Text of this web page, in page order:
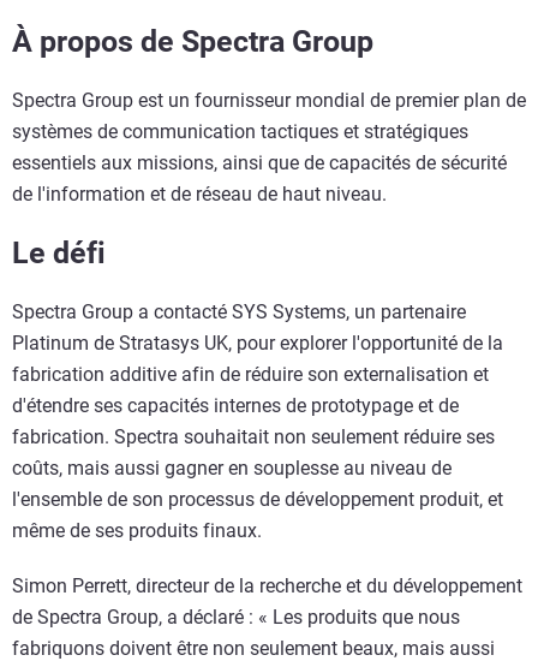
À propos de Spectra Group
Spectra Group est un fournisseur mondial de premier plan de
systèmes de communication tactiques et stratégiques
essentiels aux missions, ainsi que de capacités de sécurité
de l'information et de réseau de haut niveau.
Le défi
Spectra Group a contacté SYS Systems, un partenaire
Platinum de Stratasys UK, pour explorer l'opportunité de la
fabrication additive afin de réduire son externalisation et
d'étendre ses capacités internes de prototypage et de
fabrication. Spectra souhaitait non seulement réduire ses
coûts, mais aussi gagner en souplesse au niveau de
l'ensemble de son processus de développement produit, et
même de ses produits finaux.
Simon Perrett, directeur de la recherche et du développement
de Spectra Group, a déclaré : « Les produits que nous
fabriquons doivent être non seulement beaux, mais aussi